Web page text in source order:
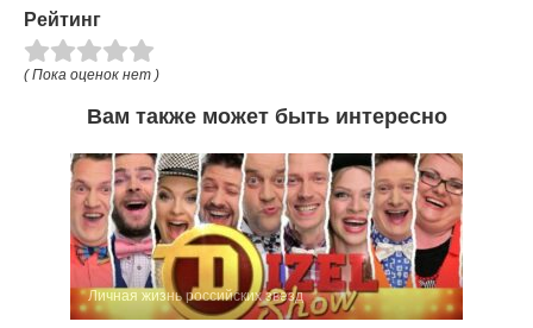
смерти, биография
Рейтинг
( Пока оценок нет )
Вам также может быть интересно
Личная жизнь российских звезд